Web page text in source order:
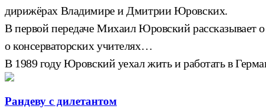
дирижёрах Владимире и Дмитрии Юровских.
В первой передаче Михаил Юровский рассказывает
о консерваторских учителях…
В 1989 году Юровский уехал жить и работать в
Рандеву с дилетантом